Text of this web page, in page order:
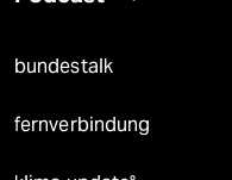
bundestalk
fernverbindung